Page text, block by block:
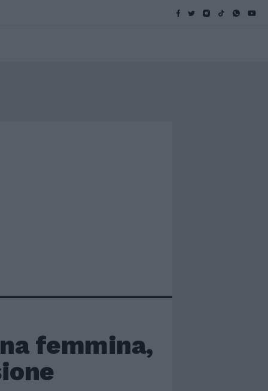
femmina,